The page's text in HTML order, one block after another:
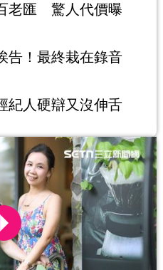
老匯 驚人代價曝
告！最終栽在錄音
紀人硬辯又沒伸舌